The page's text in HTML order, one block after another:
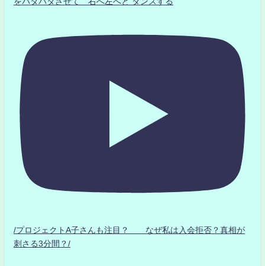
/プロジェクトA子さんも注目？ なぜ私は入会拒否？真相が
刺さる3分間？/